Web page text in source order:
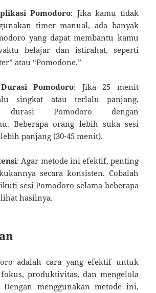
Pomodoro: Jika kamu tidak
timer manual, ada banyak
yang dapat membantu kamu
belajar dan istirahat, seperti
atau “Pomodone.”
Pomodoro: Jika 25 menit
singkat atau terlalu panjang,
durasi Pomodoro dengan
Beberapa orang lebih suka sesi
panjang (30-45 menit).
: Agar metode ini efektif, penting
secara konsisten. Cobalah
sesi Pomodoro selama beberapa
hasilnya.
adalah cara yang efektif untuk
produktivitas, dan mengelola
menggunakan metode ini,